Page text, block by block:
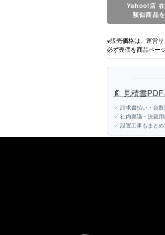
Yahoo!店
類似商品
※販売価格は、運営
必ず売価を商品ペー
📄 見積書
✓ 請求書払い・台
✓ 社内稟議・決裁
✓ 設置工事もまとめ